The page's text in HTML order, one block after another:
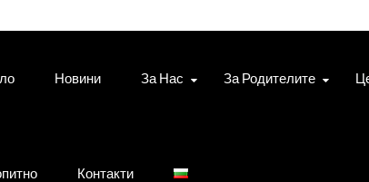
Новини За Нас За Родителите
Контакти